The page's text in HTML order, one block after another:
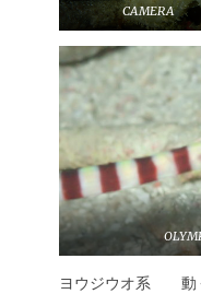
CAMERA
ヨウジウオ系 動